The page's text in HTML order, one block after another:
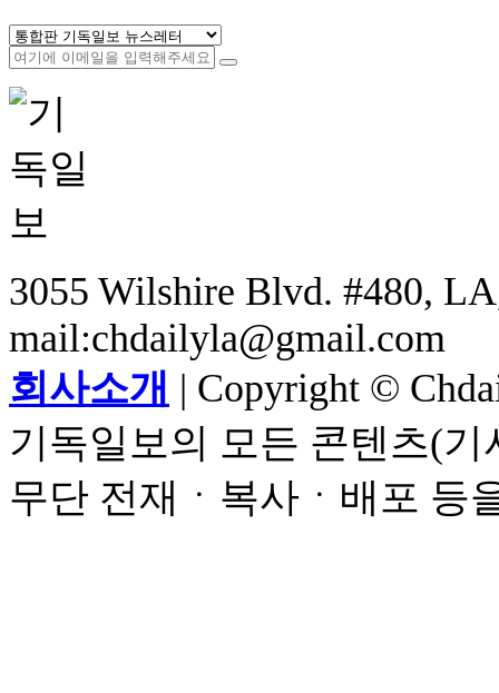
3055 Wilshire Blvd. #480,
mail:chdailyla@gmail.com
회사소개 | Copyright ©
기독일보의 모든 콘텐츠(
무단 전재ㆍ복사ㆍ배포 등